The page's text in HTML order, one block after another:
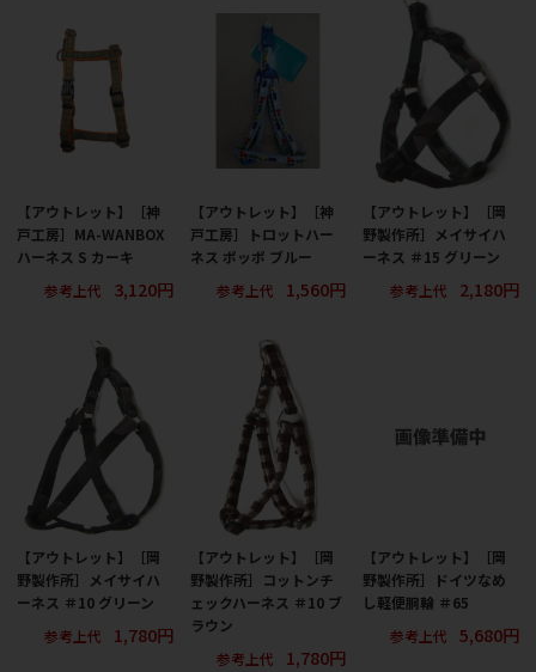
【アウトレット】［神
戸工房］MA-WANBOX
ハーネス S カーキ
参考上代
3,120円
【アウトレット】［神
戸工房］トロットハー
ネス ポッポ ブルー
参考上代
1,560円
【アウトレット】［岡
野製作所］メイサイハ
ーネス ＃15 グリーン
参考上代
2,180円
【アウトレット】［岡
野製作所］メイサイハ
ーネス ＃10 グリーン
参考上代
1,780円
【アウトレット】［岡
野製作所］コットンチ
ェックハーネス ＃10 ブ
ラウン
参考上代
1,780円
【アウトレット】［岡
野製作所］ドイツなめ
し軽便胴輪 ＃65
参考上代
5,680円